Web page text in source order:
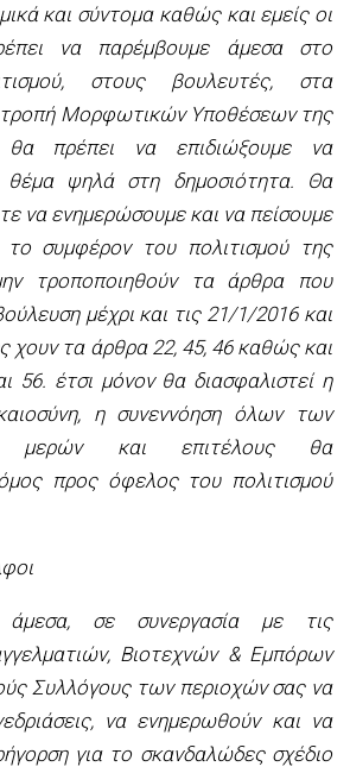
και σύντομα καθώς και εμείς οι
να παρέμβουμε άμεσα στο
στους βουλευτές, στα
Μορφωτικών Υποθέσεων της
θα πρέπει να επιδιώξουμε να
θέμα ψηλά στη δημοσιότητα. Θα
να ενημερώσουμε και να πείσουμε
συμφέρον του πολιτισμού της
τροποποιηθούν τα άρθρα που
μέχρι και τις 21/1/2016 και
χουν τα άρθρα 22, 45, 46 καθώς και
56. έτσι μόνον θα διασφαλιστεί η
η συνεννόηση όλων των
μερών και επιτέλους θα
προς όφελος του πολιτισμού
σε συνεργασία με τις
Βιοτεχνών & Εμπόρων
Συλλόγους των περιοχών σας να
να ενημερωθούν και να
για το σκανδαλώδες σχέδιο